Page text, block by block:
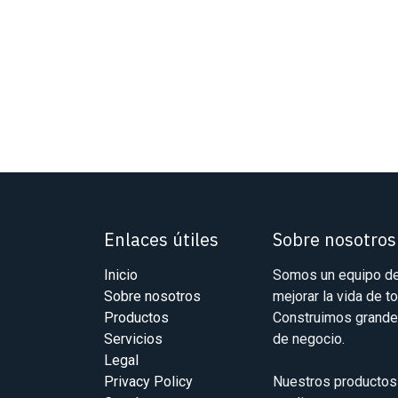
Enlaces útiles
Inicio
Sobre nosotros
Productos
Servicios
Legal
Privacy Policy
Sobre nosotros
Somos un equipo
mejorar la vida de
Construimos
de negocio.
Nuestros